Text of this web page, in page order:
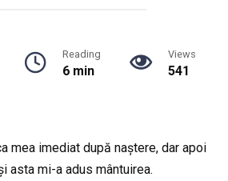
Reading
6 min
Views
541
mea imediat după naștere, dar apoi
asta mi-a adus mântuirea.